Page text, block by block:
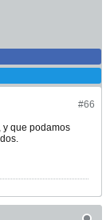
#66
y que podamos